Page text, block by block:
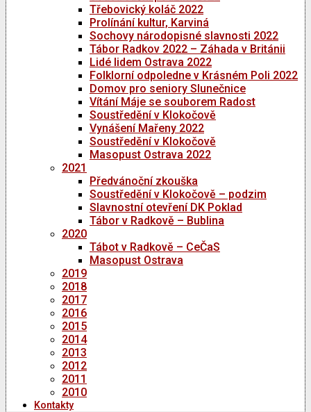
Třebovický koláč 2022
Prolínání kultur, Karviná
Sochovy národopisné slavnosti 2022
Tábor Radkov 2022 – Záhada v Británii
Lidé lidem Ostrava 2022
Folklorní odpoledne v Krásném Poli 2022
Domov pro seniory Slunečnice
Vítání Máje se souborem Radost
Soustředění v Klokočově
Vynášení Mařeny 2022
Soustředění v Klokočově
Masopust Ostrava 2022
2021
Předvánoční zkouška
Soustředění v Klokočově – podzim
Slavnostní otevření DK Poklad
Tábor v Radkově – Bublina
2020
Tábot v Radkově – CeČaS
Masopust Ostrava
2019
2018
2017
2016
2015
2014
2013
2012
2011
2010
Kontakty